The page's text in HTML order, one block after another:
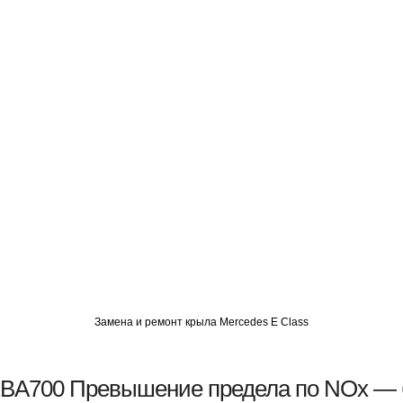
Замена и ремонт крыла Mercedes E Class
Превышение предела по NOx —